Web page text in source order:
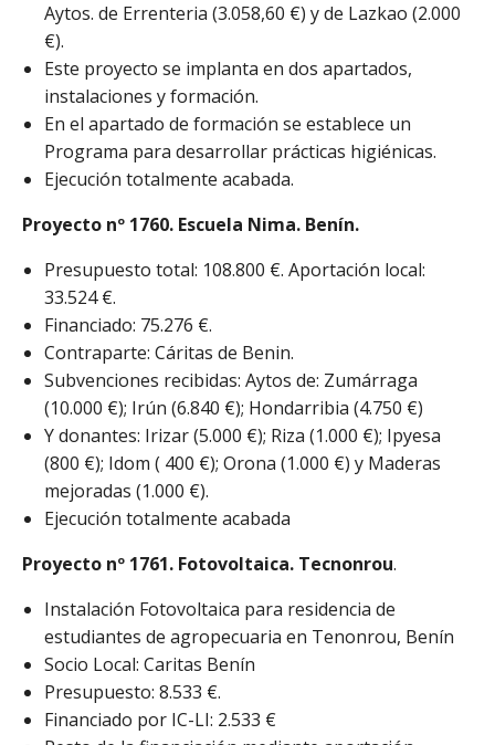
Aytos. de Errenteria (3.058,60 €) y de Lazkao (2.000
€).
Este proyecto se implanta en dos apartados,
instalaciones y formación.
En el apartado de formación se establece un
Programa para desarrollar prácticas higiénicas.
Ejecución totalmente acabada.
Proyecto nº 1760. Escuela Nima. Benín.
Presupuesto total: 108.800 €. Aportación local:
33.524 €.
Financiado: 75.276 €.
Contraparte: Cáritas de Benin.
Subvenciones recibidas: Aytos de: Zumárraga
(10.000 €); Irún (6.840 €); Hondarribia (4.750 €)
Y donantes: Irizar (5.000 €); Riza (1.000 €); Ipyesa
(800 €); Idom ( 400 €); Orona (1.000 €) y Maderas
mejoradas (1.000 €).
Ejecución totalmente acabada
Proyecto nº 1761. Fotovoltaica. Tecnonrou.
Instalación Fotovoltaica para residencia de
estudiantes de agropecuaria en Tenonrou, Benín
Socio Local: Caritas Benín
Presupuesto: 8.533 €.
Financiado por IC-LI: 2.533 €